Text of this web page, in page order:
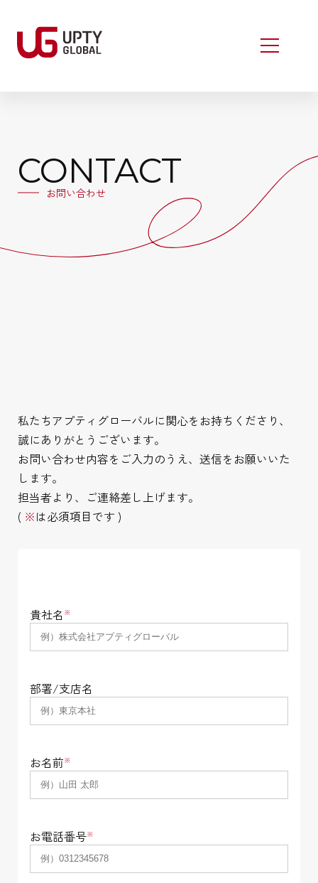
CONTACT
お問い合わせ
私たちアプティグローバルに関心をお持ちくださり、
誠にありがとうございます。
お問い合わせ内容をご入力のうえ、送信をお願いいた
します。
担当者より、ご連絡差し上げます。
( ※は必須項目です )
貴社名 ※
部署/支店名
お名前※
お電話番号※